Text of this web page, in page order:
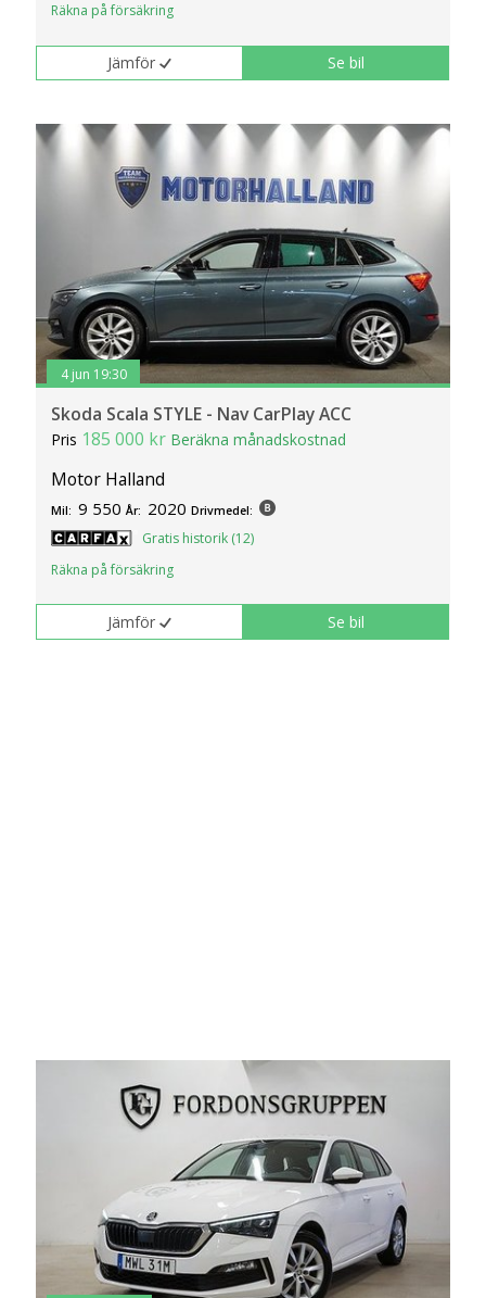
Räkna på försäkring
Jämför Se bil
4 jun 19:30
Skoda Scala STYLE - Nav CarPlay ACC
Pris 185 000 kr Beräkna månadskostnad
Motor Halland
Mil: 9 550 År: 2020 Drivmedel:
Gratis historik (12)
Räkna på försäkring
Jämför Se bil